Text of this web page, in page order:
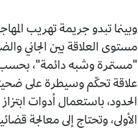
وبينما تبدو جريمة تهريب
مستوى العلاقة بين الجاني
"مستمرة وشبه دائمة"، بحسب
علاقة تحكّم وسيطرة على
الحدود، باستعمال أدوات
الأولى، وتحتاج إلى معالجة